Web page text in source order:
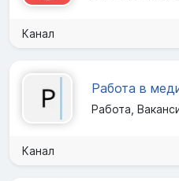
Канал
Работа в
Работа,
Канал